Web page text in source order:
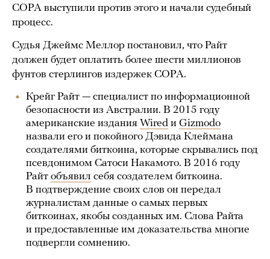
COPA выступили против этого и начали судебный
процесс.
Судья Джеймс Меллор постановил, что Райт
должен будет оплатить более шести миллионов
фунтов стерлингов издержек COPA.
Крейг Райт — специалист по информационной
безопасности из Австралии. В 2015 году
американские издания Wired и Gizmodo
назвали его и покойного Дэвида Клеймана
создателями биткоина, которые скрывались под
псевдонимом Сатоси Накамото. В 2016 году
Райт объявил себя создателем биткоина.
В подтверждение своих слов он передал
журналистам данные о самых первых
биткоинах, якобы созданных им. Слова Райта
и предоставленные им доказательства многие
подвергли сомнению.